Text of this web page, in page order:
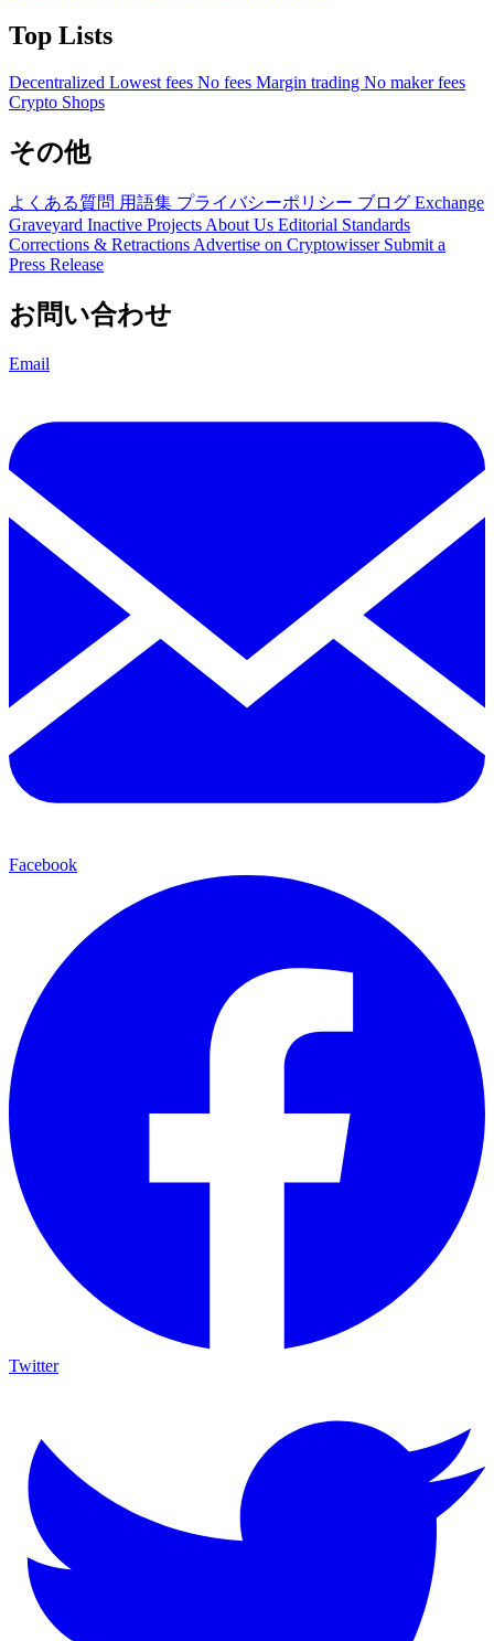
Top Lists
Decentralized Lowest fees No fees Margin trading No maker fees
Crypto Shops
その他
よくある質問 用語集 プライバシーポリシー ブログ Exchange
Graveyard Inactive Projects About Us Editorial Standards
Corrections & Retractions Advertise on Cryptowisser Submit a
Press Release
お問い合わせ
Email
Facebook
Twitter